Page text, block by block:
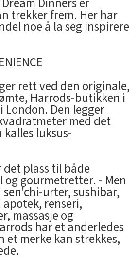
trekker frem. Her har
noe å la seg inspirere
rett ved den originale,
Harrods-butikken i
London. Den legger
med det
luksus-
det plass til både
og gourmetretter. - Men
sen'chi-urter, sushibar,
renseri,
massasje og
har et anderledes
et merke kan strekkes,